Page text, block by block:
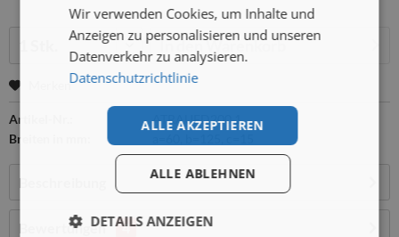
In denWarenkorb
Merken
Artikel-Nr.:
ATRAUFD200.1
Breiten in mm:
Beschreibung
Bewertungen 4
Wir verwenden Cookies, um Inhalte und
Anzeigen zu personalisieren und unseren
Datenverkehr zu analysieren.
Datenschutzrichtlinie
ALLE AKZEPTIEREN
ALLE ABLEHNEN
DETAILS ANZEIGEN